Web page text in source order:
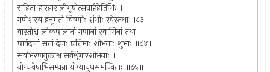
सहिता हारहारालीभूषोत्सवार्हहेतिभिः ।
गणेशस्य हनूमतो विष्णोः शंभोः रवेस्तथा ॥८३॥
वास्तोश्च लोकपालानां गणानां स्वामिनां तथा ।
पार्षदानां सतां देयाः प्रतिमाः शोभनाः शुभाः ॥८४॥
सर्वाभरणयुक्ताश्च सर्वशृंगारशोभनाः ।
योग्यवेषाभिसम्पन्ना योग्यायुधसमन्विताः ॥८५॥